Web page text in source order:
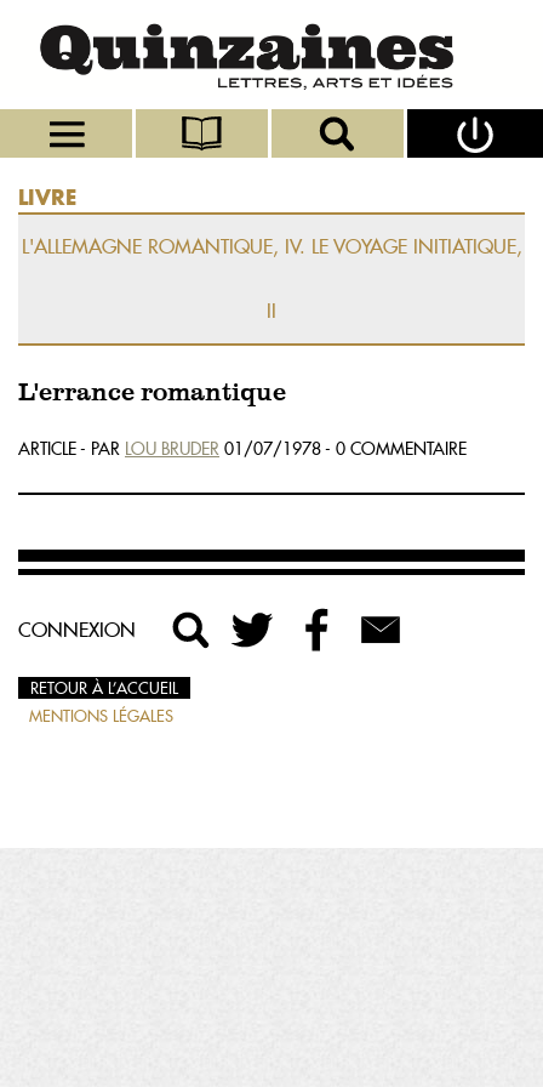
LIVRE
L'ALLEMAGNE ROMANTIQUE, IV. LE VOYAGE INITIATIQUE,
II
L'errance romantique
ARTICLE - PAR LOU BRUDER 01/07/1978 - 0 COMMENTAIRE
CONNEXION
RETOUR À L’ACCUEIL
MENTIONS LÉGALES